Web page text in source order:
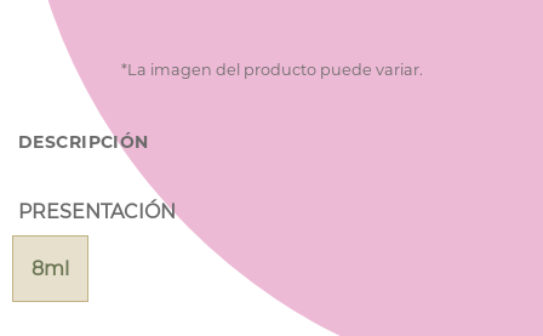
*La imagen del producto puede variar.
DESCRIPCIÓN
PRESENTACIÓN
8ml